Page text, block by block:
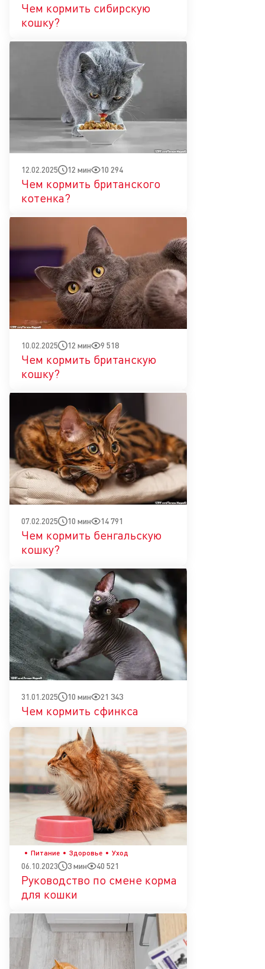
Чем кормить сибирскую
кошку?
12.02.2025 12 мин 10 294
Чем кормить британского
котенка?
10.02.2025 12 мин 9 518
Чем кормить британскую
кошку?
07.02.2025 10 мин 14 791
Чем кормить бенгальскую
кошку?
31.01.2025 10 мин 21 343
Чем кормить сфинкса
Питание Здоровье Уход
06.10.2023 3 мин 40 521
Руководство по смене корма
для кошки